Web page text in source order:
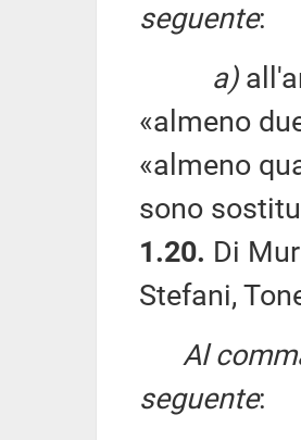
seguente:
a)
«almeno
«almeno
sono
1.20. Di
Stefani,
Al
seguente: